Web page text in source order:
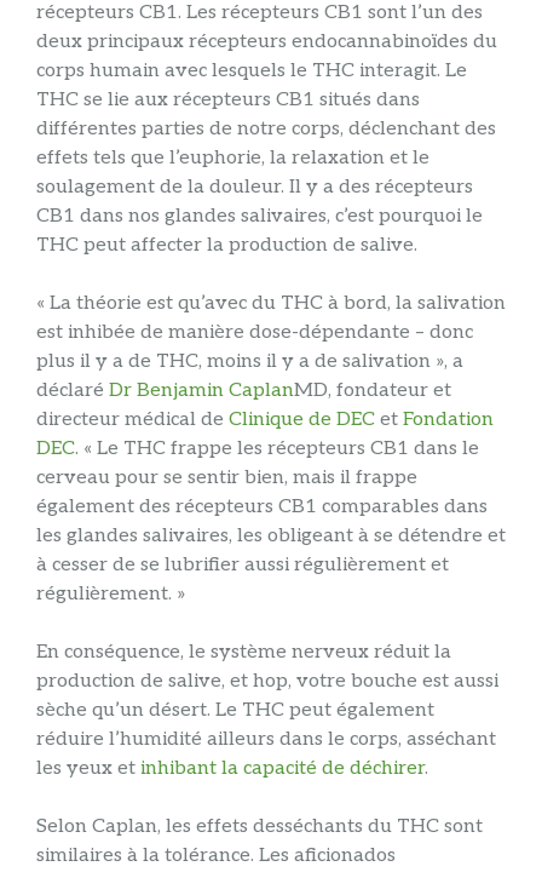
récepteurs CB1. Les récepteurs CB1 sont l’un des
deux principaux récepteurs endocannabinoïdes du
corps humain avec lesquels le THC interagit. Le
THC se lie aux récepteurs CB1 situés dans
différentes parties de notre corps, déclenchant des
effets tels que l’euphorie, la relaxation et le
soulagement de la douleur. Il y a des récepteurs
CB1 dans nos glandes salivaires, c’est pourquoi le
THC peut affecter la production de salive.
« La théorie est qu’avec du THC à bord, la salivation
est inhibée de manière dose-dépendante – donc
plus il y a de THC, moins il y a de salivation », a
déclaré Dr Benjamin CaplanMD, fondateur et
directeur médical de Clinique de DEC et Fondation
DEC. « Le THC frappe les récepteurs CB1 dans le
cerveau pour se sentir bien, mais il frappe
également des récepteurs CB1 comparables dans
les glandes salivaires, les obligeant à se détendre et
à cesser de se lubrifier aussi régulièrement et
régulièrement. »
En conséquence, le système nerveux réduit la
production de salive, et hop, votre bouche est aussi
sèche qu’un désert. Le THC peut également
réduire l’humidité ailleurs dans le corps, asséchant
les yeux et inhibant la capacité de déchirer.
Selon Caplan, les effets desséchants du THC sont
similaires à la tolérance. Les aficionados